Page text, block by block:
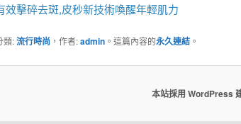
效擊碎去斑,皮秒新技術喚醒年輕肌力
類:流行時尚 ，作者:admin。這篇內容的永久連結。
本站採用 WordPress